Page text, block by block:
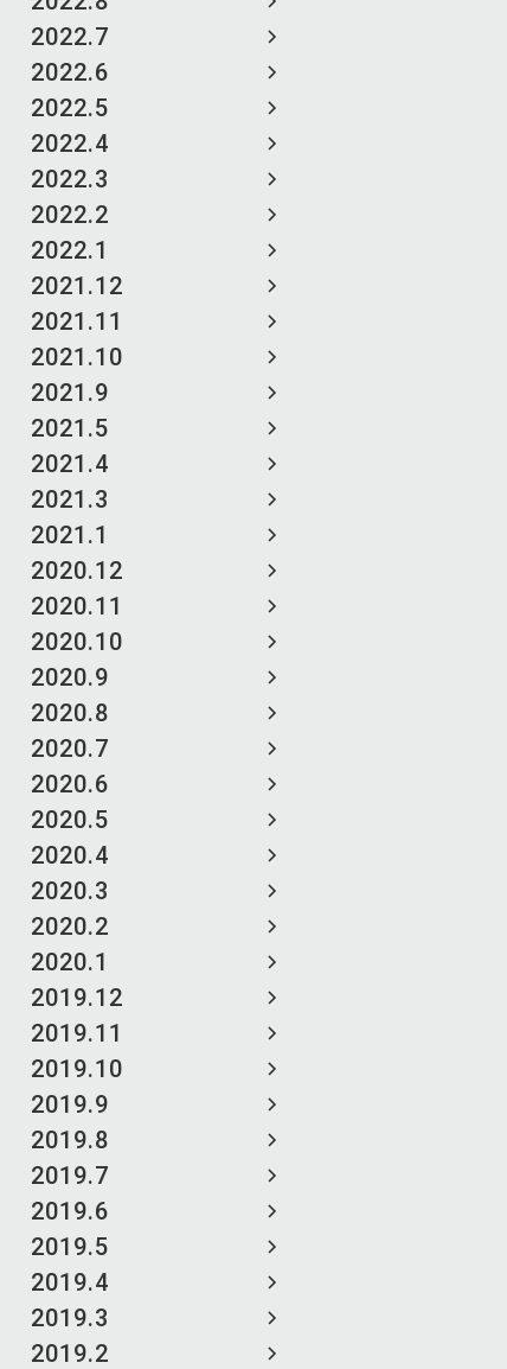
2022.7
2022.6
2022.5
2022.4
2022.3
2022.2
2022.1
2021.12
2021.11
2021.10
2021.9
2021.5
2021.4
2021.3
2021.1
2020.12
2020.11
2020.10
2020.9
2020.8
2020.7
2020.6
2020.5
2020.4
2020.3
2020.2
2020.1
2019.12
2019.11
2019.10
2019.9
2019.8
2019.7
2019.6
2019.5
2019.4
2019.3
2019.2